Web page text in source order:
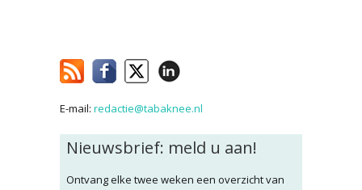
E-mail: redactie@tabaknee.nl
Nieuwsbrief: meld u aan!
Ontvang elke twee weken een overzicht van